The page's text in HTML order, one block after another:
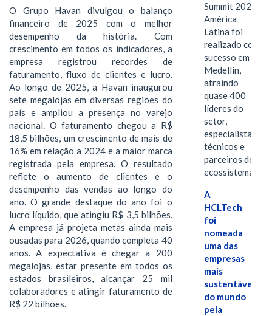
O Grupo Havan divulgou o balanço
financeiro de 2025 com o melhor
desempenho da história. Com
crescimento em todos os indicadores, a
empresa registrou recordes de
faturamento, fluxo de clientes e lucro.
Ao longo de 2025, a Havan inaugurou
sete megalojas em diversas regiões do
país e ampliou a presença no varejo
nacional. O faturamento chegou a R$
18,5 bilhões, um crescimento de mais de
16% em relação a 2024 e a maior marca
registrada pela empresa. O resultado
reflete o aumento de clientes e o
desempenho das vendas ao longo do
ano. O grande destaque do ano foi o
lucro líquido, que atingiu R$ 3,5 bilhões.
A empresa já projeta metas ainda mais
ousadas para 2026, quando completa 40
anos. A expectativa é chegar a 200
megalojas, estar presente em todos os
estados brasileiros, alcançar 25 mil
colaboradores e atingir faturamento de
R$ 22 bilhões.
Summit 2026
América
Latina foi
realizado com
sucesso em
Medellín,
atraindo
quase 400
líderes do
setor,
especialistas
técnicos e
parceiros do
ecossistema.…
A
HCLTech
foi
nomeada
uma das
empresas
mais
sustentáveis
do mundo
pela